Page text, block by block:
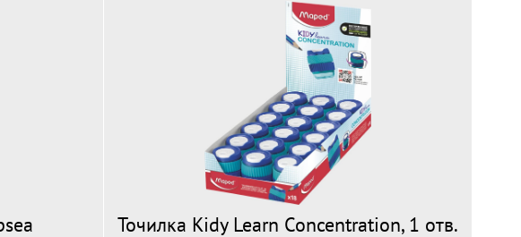
Точилка Kidy Learn Concentration, 1 отв.